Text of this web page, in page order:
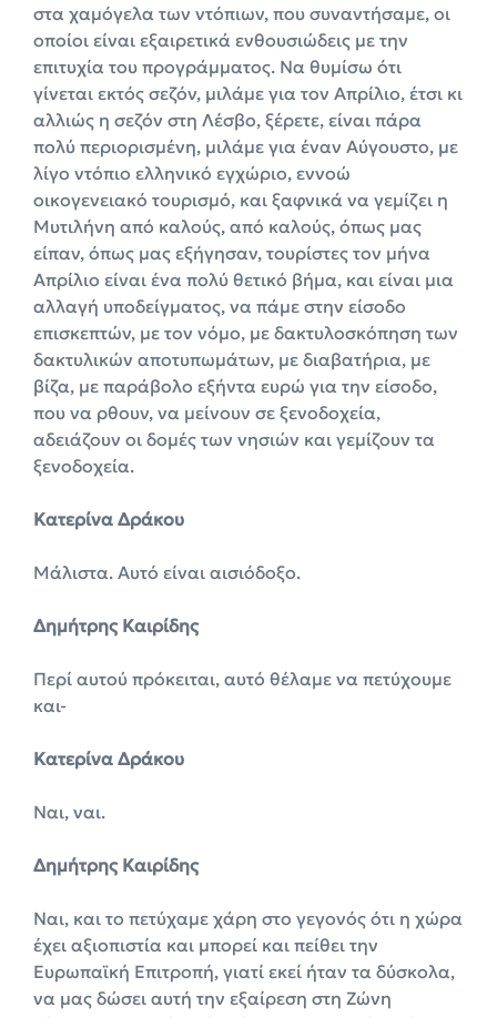
στα χαμόγελα των ντόπιων, που συναντήσαμε, οι
οποίοι είναι εξαιρετικά ενθουσιώδεις με την
επιτυχία του προγράμματος. Να θυμίσω ότι
γίνεται εκτός σεζόν, μιλάμε για τον Απρίλιο, έτσι κι
αλλιώς η σεζόν στη Λέσβο, ξέρετε, είναι πάρα
πολύ περιορισμένη, μιλάμε για έναν Αύγουστο, με
λίγο ντόπιο ελληνικό εγχώριο, εννοώ
οικογενειακό τουρισμό, και ξαφνικά να γεμίζει η
Μυτιλήνη από καλούς, από καλούς, όπως μας
είπαν, όπως μας εξήγησαν, τουρίστες τον μήνα
Απρίλιο είναι ένα πολύ θετικό βήμα, και είναι μια
αλλαγή υποδείγματος, να πάμε στην είσοδο
επισκεπτών, με τον νόμο, με δακτυλοσκόπηση των
δακτυλικών αποτυπωμάτων, με διαβατήρια, με
βίζα, με παράβολο εξήντα ευρώ για την είσοδο,
που να ρθουν, να μείνουν σε ξενοδοχεία,
αδειάζουν οι δομές των νησιών και γεμίζουν τα
ξενοδοχεία.
Κατερίνα Δράκου
Μάλιστα. Αυτό είναι αισιόδοξο.
Δημήτρης Καιρίδης
Περί αυτού πρόκειται, αυτό θέλαμε να πετύχουμε
και-
Κατερίνα Δράκου
Ναι, ναι.
Δημήτρης Καιρίδης
Ναι, και το πετύχαμε χάρη στο γεγονός ότι η χώρα
έχει αξιοπιστία και μπορεί και πείθει την
Ευρωπαϊκή Επιτροπή, γιατί εκεί ήταν τα δύσκολα,
να μας δώσει αυτή την εξαίρεση στη Ζώνη